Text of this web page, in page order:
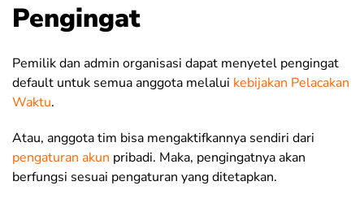
Pengingat
Pemilik dan admin organisasi dapat menyetel pengingat
default untuk semua anggota melalui kebijakan Pelacakan
Waktu.
Atau, anggota tim bisa mengaktifkannya sendiri dari
pengaturan akun pribadi. Maka, pengingatnya akan
berfungsi sesuai pengaturan yang ditetapkan.